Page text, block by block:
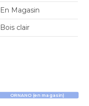
En Magasin
Bois clair
ORNANO (en magasin)